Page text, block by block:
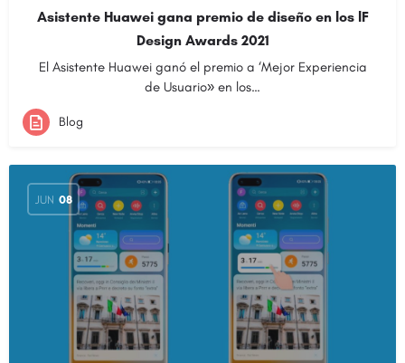
Asistente Huawei gana premio de diseño en los lF
Design Awards 2021
El Asistente Huawei ganó el premio a ‘Mejor Experiencia
de Usuario» en los…
Blog
JUN 08